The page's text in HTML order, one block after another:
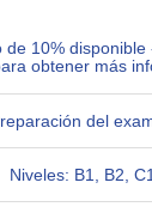
de 10%
obtener más
del
Niveles: B1, B2,